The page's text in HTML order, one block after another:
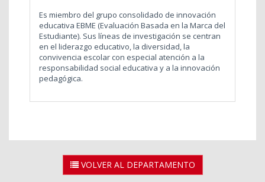
Es miembro del grupo consolidado de innovación
educativa EBME (Evaluación Basada en la Marca del
Estudiante). Sus líneas de investigación se centran
en el liderazgo educativo, la diversidad, la
convivencia escolar con especial atención a la
responsabilidad social educativa y a la innovación
pedagógica.
VOLVER AL DEPARTAMENTO